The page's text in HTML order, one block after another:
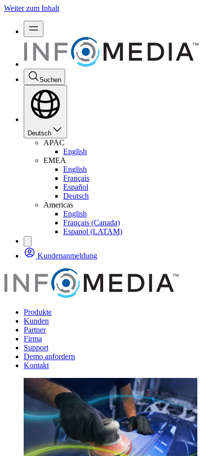
Weiter zum Inhalt
Suchen
Deutsch
APAC
English
EMEA
English
Français
Español
Deutsch
Americas
English
Français (Canada)
Espanol (LATAM)
Kundenanmeldung
Produkte
Kunden
Partner
Firma
Support
Demo anfordern
Kontakt